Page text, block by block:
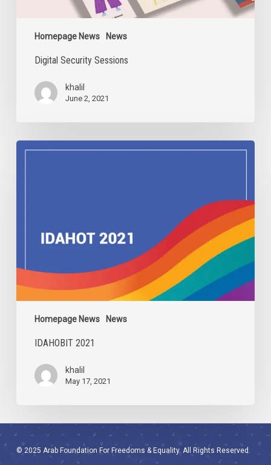
Homepage News News
Digital Security Sessions
khalil
June 2, 2021
Homepage News News
IDAHOBIT
IDAHOBIT 2021
khalil
May 17, 2021
© 2025 Arab Foundation For Freedoms & Equality. All Rights Reserved.